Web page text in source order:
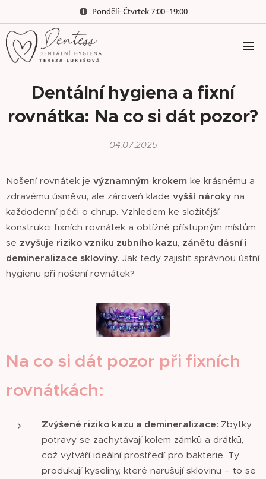
Pondělí–Čtvrtek 7:00–19:00
Dentální hygiena a fixní
rovnátka: Na co si dát pozor?
04.07.2025
Nošení rovnátek je významným krokem ke krásnému a
zdravému úsměvu, ale zároveň klade vyšší nároky na
každodenní péči o chrup. Vzhledem ke složitější
konstrukci fixních rovnátek a obtížně přístupným místům
se zvyšuje riziko vzniku zubního kazu, zánětu dásní i
demineralizace skloviny. Jak tedy zajistit správnou ústní
hygienu při nošení rovnátek?
Na co si dát pozor při fixních
rovnátkách:
Zvýšené riziko kazu a demineralizace: Zbytky
potravy se zachytávají kolem zámků a drátků,
což vytváří ideální prostředí pro bakterie. Ty
produkují kyseliny, které narušují sklovinu – to se